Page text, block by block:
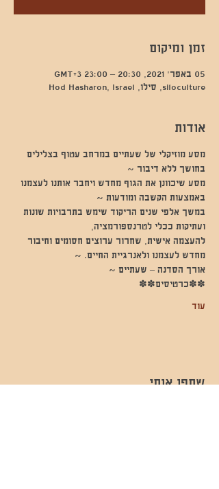
זמן ומיקום
05 באפר׳ 2021, 20:30 – 23:00 GMT‎+3‎
siloculture, סילו, Hod Hasharon, Israel
אודות
מסע מוזיקלי של שעתיים במרחב עטוף בצלילים
בחושך ללא דיבור ~
מסע שיכוונן את הגוף מחדש ויחבר אותנו לעצמנו
באמצעות הקשבה ומודעות ~
במשך אלפי שנים הריקוד שימש בתרבויות שונות
ועתיקות ככלי לטרנספורמציה,
להעצמה אישית, שחרור ערוצים חסומים וחיבור
מחדש לעצמנו ולאנרגיית החיים. ~
אורך הסדנה – שעתיים ~
✽✽כרטיסים✽✽
עוד
שתפו אותי